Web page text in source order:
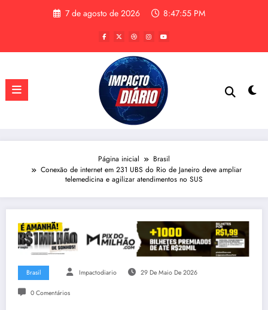
7 de agosto de 2026 8:47:56 PM
Página inicial
Brasil
Conexão de internet em 231 UBS do Rio de Janeiro deve ampliar
telemedicina e agilizar atendimentos no SUS
Brasil Impactodiario 29 De Maio De 2026
0 Comentários